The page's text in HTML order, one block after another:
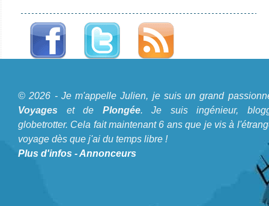
Je m'appelle Julien, je suis un grand passionné de
Voyageset de Plongée. Je suis ingénieur, bloggeur,
globetrotter. Cela fait maintenant 6 ans que je vis à
l'étranger et voyage dès que j'ai du temps libre !
© 2026 - Je m'appelle Julien, je suis un grand
Voyages et de Plongée. Je suis ingénieur,
globetrotter. Cela fait maintenant 6 ans que je vis à
voyage dès que j'ai du temps libre !
Plus d'infos -Annonceurs